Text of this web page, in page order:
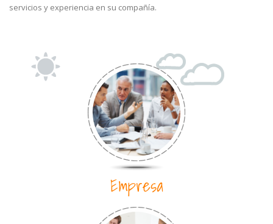
servicios y experiencia en su compañía.
Empresa